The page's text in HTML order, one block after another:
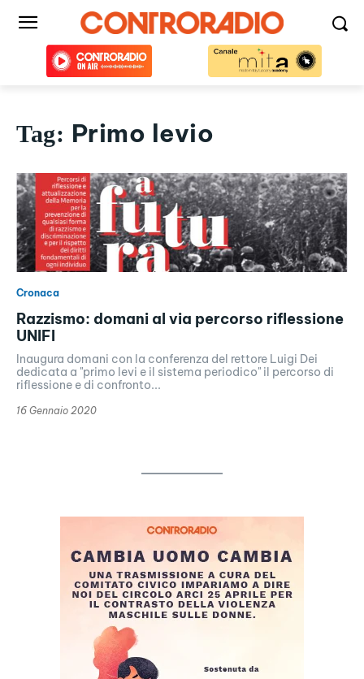
Tag: Primo levio
Cronaca
Razzismo: domani al via percorso riflessione
UNIFI
Inaugura domani con la conferenza del rettore Luigi Dei
dedicata a "primo levi e il sistema periodico" il percorso di
riflessione e di confronto...
16 Gennaio 2020